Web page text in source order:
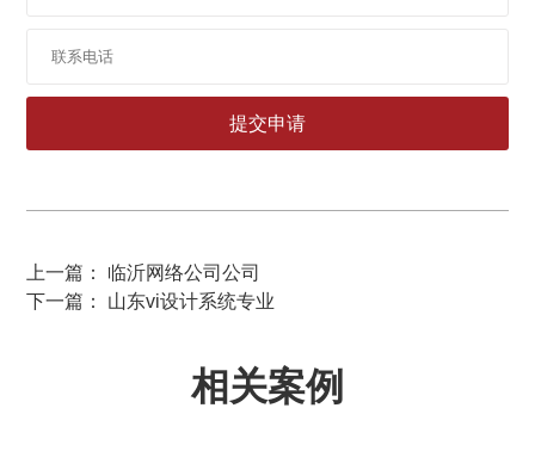
上一篇： 临沂网络公司公司
下一篇： 山东vi设计系统专业
相关案例